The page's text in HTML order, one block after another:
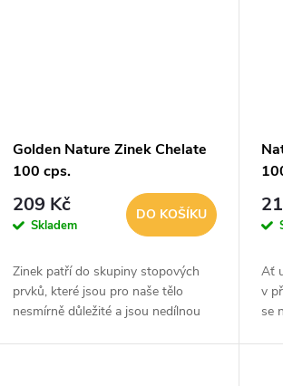
Golden Nature Zinek Chelate
100 cps.
209 Kč
Skladem
DO KOŠÍKU
Zinek patří do skupiny stopových
prvků, které jsou pro naše tělo
nesmírně důležité a jsou nedílnou
Ať
v
se